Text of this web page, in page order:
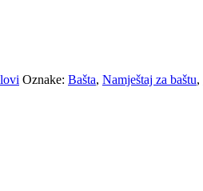
Oznake: Bašta, Namještaj za baštu,